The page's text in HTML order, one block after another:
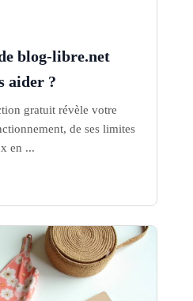
blog-libre.net
aider ?
gratuit révèle votre
de ses limites
en ...